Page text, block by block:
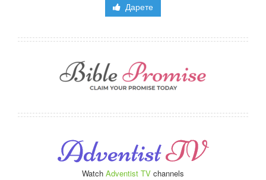
Дарете
Watch Adventist TV channels